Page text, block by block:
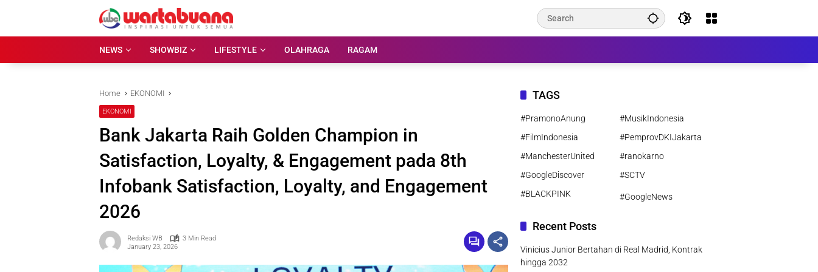
NEWS
SHOWBIZ LIFESTYLE OLAHRAGA RAGAM
Home EKONOMI
EKONOMI
Bank Jakarta Raih Golden Champion in
Satisfaction, Loyalty, & Engagement pada 8th
Infobank Satisfaction, Loyalty, and Engagement
2026
Redaksi WB
3 Min Read
January 23, 2026
TAGS
#PramonoAnung
#MusikIndonesia
#FilmIndonesia
#PemprovDKIJakarta
#ManchesterUnited
#ranokarno
#GoogleDiscover
#SCTV
#BLACKPINK
#GoogleNews
Recent Posts
Vinicius Junior Bertahan di Real Madrid, Kontrak
hingga 2032